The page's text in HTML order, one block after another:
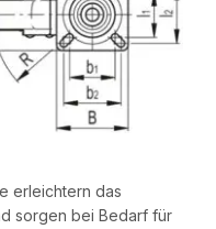
erleichtern das
sorgen bei Bedarf für